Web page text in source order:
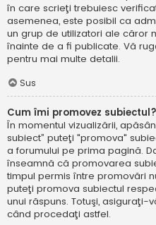
în care scrieţi trebuiesc
asemenea, este posibil ca
un grup de utilizatori ale căror
înainte de a fi publicate. Vă
pentru mai multe detalii.
Sus
Cum îmi promovez subiectul?
În momentul vizualizării,
subiect” puteţi "promova"
a forumului pe prima pagină.
înseamnă că promovarea
timpul permis între promovări
puteţi promova subiectul
unui răspuns. Totuşi,
când procedaţi astfel.